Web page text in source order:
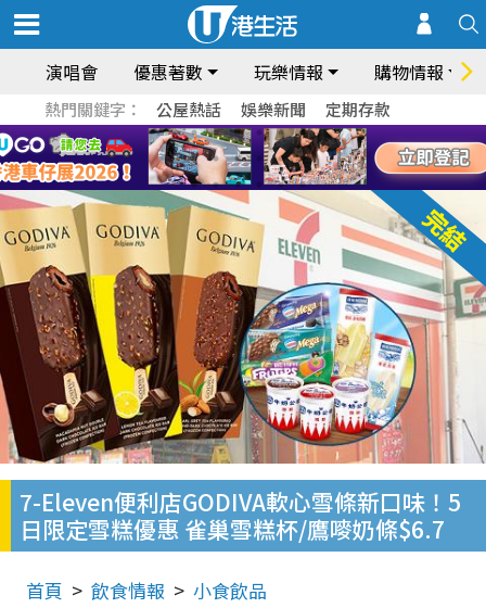
演唱會 優惠著數 玩樂情報 購物情報
熱門關鍵字： 公屋熱話 娛樂新聞 定期存款
7-Eleven便利店GODIVA軟心雪條新口味！5
日限定雪糕優惠 雀巢雪糕杯/鷹嘜奶條$6.7
首頁 飲食情報 小食飲品